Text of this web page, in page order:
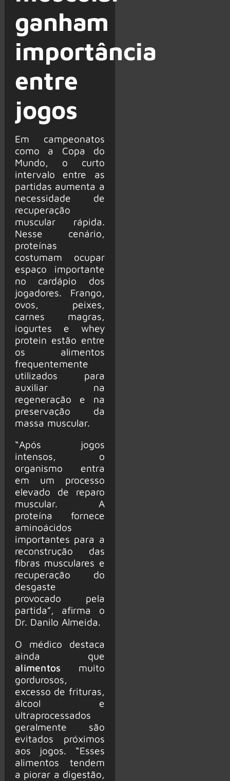
ganham
importância
entre
jogos
Em campeonatos
como a Copa do
Mundo, o curto
intervalo entre as
partidas aumenta a
necessidade de
recuperação
muscular rápida.
Nesse cenário,
proteínas
costumam ocupar
espaço importante
no cardápio dos
jogadores. Frango,
ovos, peixes,
carnes magras,
iogurtes e whey
protein estão entre
os alimentos
frequentemente
utilizados para
auxiliar na
regeneração e na
preservação da
massa muscular.
“Após jogos
intensos, o
organismo entra
em um processo
elevado de reparo
muscular. A
proteína fornece
aminoácidos
importantes para a
reconstrução das
fibras musculares e
recuperação do
desgaste
provocado pela
partida”, afirma o
Dr. Danilo Almeida.
O médico destaca
ainda que
alimentos muito
gordurosos,
excesso de frituras,
álcool e
ultraprocessados
geralmente são
evitados próximos
aos jogos. “Esses
alimentos tendem
a piorar a digestão,